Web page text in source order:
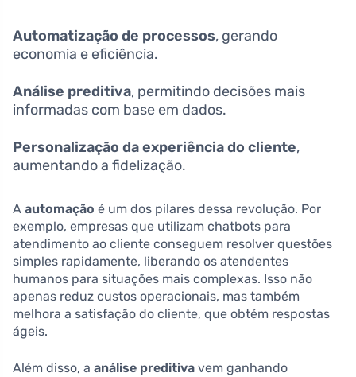
Automatização de processos, gerando
economia e eficiência.
Análise preditiva, permitindo decisões mais
informadas com base em dados.
Personalização da experiência do cliente,
aumentando a fidelização.
A automação é um dos pilares dessa revolução. Por
exemplo, empresas que utilizam chatbots para
atendimento ao cliente conseguem resolver questões
simples rapidamente, liberando os atendentes
humanos para situações mais complexas. Isso não
apenas reduz custos operacionais, mas também
melhora a satisfação do cliente, que obtém respostas
ágeis.
Além disso, a análise preditiva vem ganhando